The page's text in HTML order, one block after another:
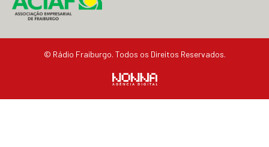
© Rádio Fraiburgo. Todos os Direitos Reservados.